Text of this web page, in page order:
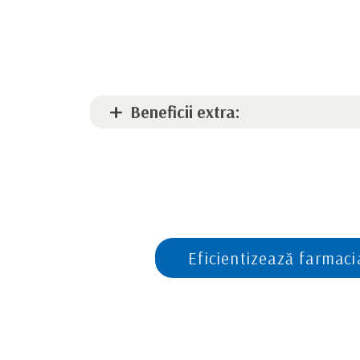
Beneficii extra:
Eficientizează